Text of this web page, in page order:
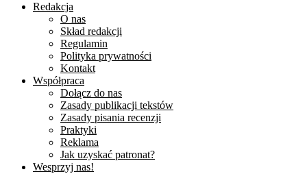
Redakcja
O nas
Skład redakcji
Regulamin
Polityka prywatności
Kontakt
Współpraca
Dołącz do nas
Zasady publikacji tekstów
Zasady pisania recenzji
Praktyki
Reklama
Jak uzyskać patronat?
Wesprzyj nas!